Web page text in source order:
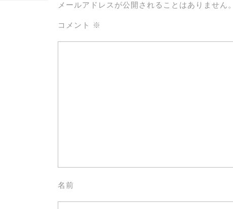
メールアドレスが公開されることはありません。
コメント ※
名前